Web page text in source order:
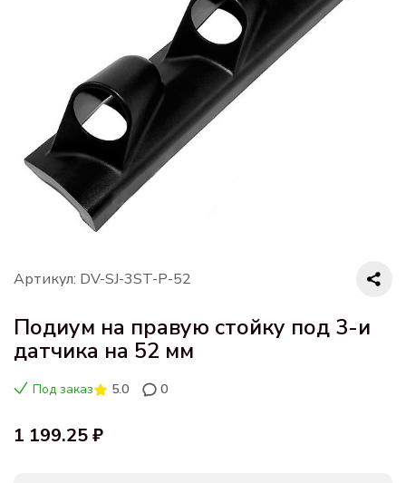
Артикул: DV-SJ-3ST-P-52
Подиум на правую стойку под 3-и
датчика на 52 мм
Под заказ 5.0 0
1 199.25 ₽